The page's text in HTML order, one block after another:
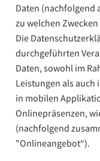
Daten (nachfolgend
zu welchen
Die
durchgeführten
Daten, sowohl im
Leistungen als auch
in mobilen
Onlinepräsenzen,
(nachfolgend
"Onlineangebot“).